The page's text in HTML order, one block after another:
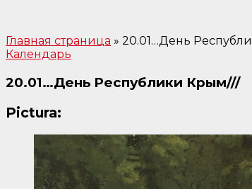
Главная страница » 20.01…День
Календарь
20.01…День Республики Крым///
Pictura: